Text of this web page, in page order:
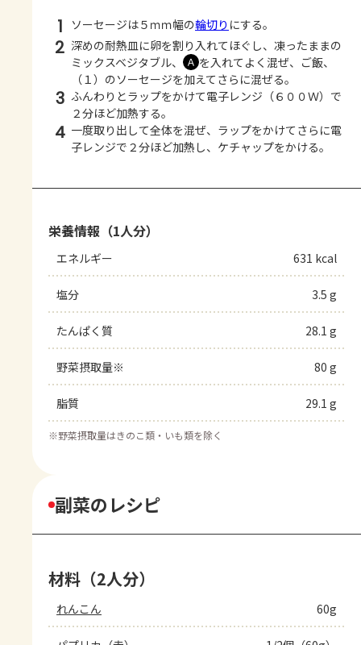
1 ソーセージは５ｍｍ幅の輪切り にする。
2 深めの耐熱皿に卵を割り入れてほぐし、凍ったままの
ミックスベジタブル、
Ａ を入れてよく混ぜ、ご飯、
（１）のソーセージを加えてさらに混ぜる。
3 ふんわりとラップをかけて電子レンジ（６００Ｗ）で
２分ほど加熱する。
4 一度取り出して全体を混ぜ、ラップをかけてさらに電
子レンジで２分ほど加熱し、ケチャップをかける。
栄養情報（1人分）
エネルギー 631 kcal
塩分 3.5 g
たんぱく質 28.1 g
野菜摂取量※ 80 g
脂質 29.1 g
※野菜摂取量はきのこ類・いも類を除く
副菜のレシピ
材料（2人分）
れんこん 60g